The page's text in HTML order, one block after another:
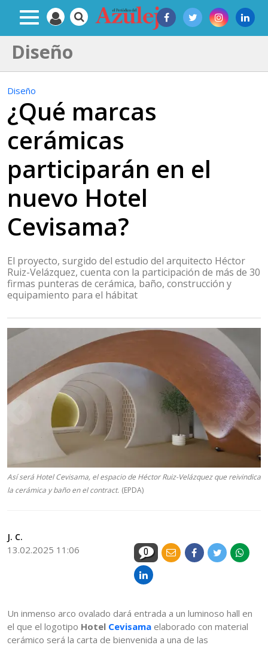
Diseño
Diseño
¿Qué marcas
cerámicas
participarán en el
nuevo Hotel
Cevisama?
El proyecto, surgido del estudio del arquitecto Héctor
Ruiz-Velázquez, cuenta con la participación de más de 30
firmas punteras de cerámica, baño, construcción y
equipamiento para el hábitat
Así será Hotel Cevisama, el espacio de Héctor Ruiz-Velázquez que reivindica
la cerámica y baño en el contract. (EPDA)
J. C.
13.02.2025 11:06 0
Un inmenso arco ovalado dará entrada a un luminoso hall en
el que el logotipo Hotel Cevisama elaborado con material
cerámico será la carta de bienvenida a una de las